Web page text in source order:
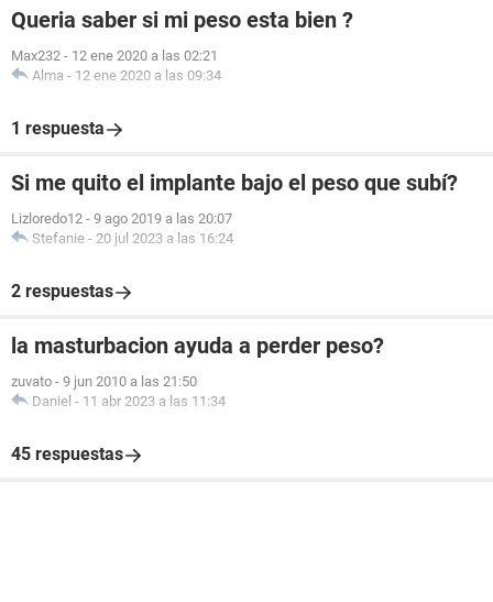
Queria saber si mi peso esta bien ?
Max232 - 12 ene 2020 a las 02:21
Alma - 12 ene 2020 a las 09:34
1 respuesta
Si me quito el implante bajo el peso que subí?
Lizloredo12 - 9 ago 2019 a las 20:07
Stefanie - 20 jul 2023 a las 16:24
2 respuestas
la masturbacion ayuda a perder peso?
zuvato - 9 jun 2010 a las 21:50
Daniel - 11 abr 2023 a las 11:34
45 respuestas